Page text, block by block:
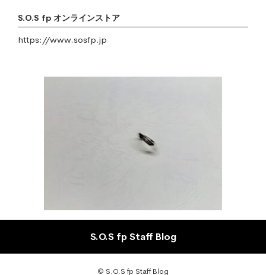
S.O.S fp オンラインストア
https://www.sosfp.jp
S.O.S fp Staff Blog
© S.O.S fp Staff Blog